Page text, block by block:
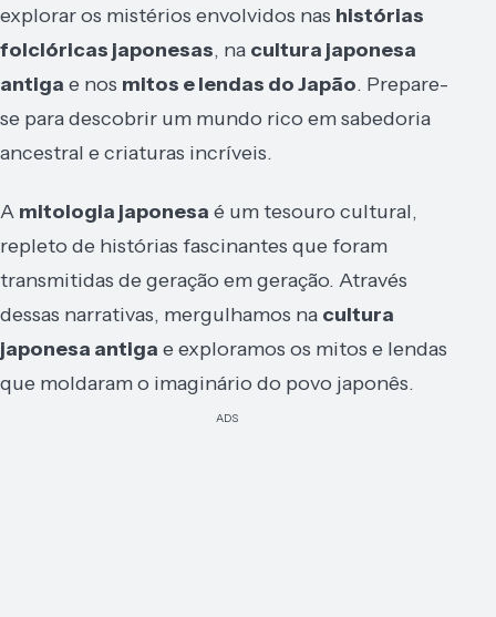
explorar os mistérios envolvidos nas histórias
folclóricas japonesas, na cultura japonesa
antiga e nos mitos e lendas do Japão. Prepare-
se para descobrir um mundo rico em sabedoria
ancestral e criaturas incríveis.
A mitologia japonesa é um tesouro cultural,
repleto de histórias fascinantes que foram
transmitidas de geração em geração. Através
dessas narrativas, mergulhamos na cultura
japonesa antiga e exploramos os mitos e lendas
que moldaram o imaginário do povo japonês.
ADS